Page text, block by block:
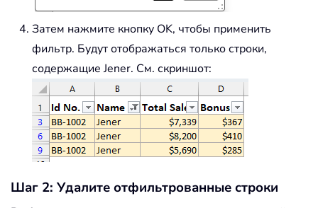
Затем нажмите кнопку OK, чтобы применить
фильтр. Будут отображаться только строки,
содержащие Jener. См. скриншот:
Шаг 2: Удалите отфильтрованные строки